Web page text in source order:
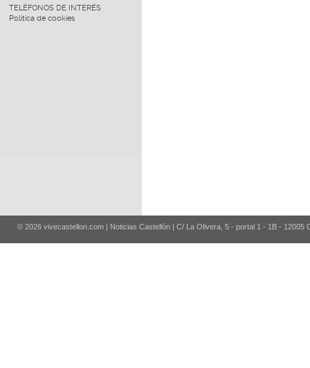
TELÉFONOS DE INTERÉS
Política de cookies
© 2026 vivecastellon.com | Noticias Castellón | C/ La Olivera, 5 - portal 1 - 1B - 12005